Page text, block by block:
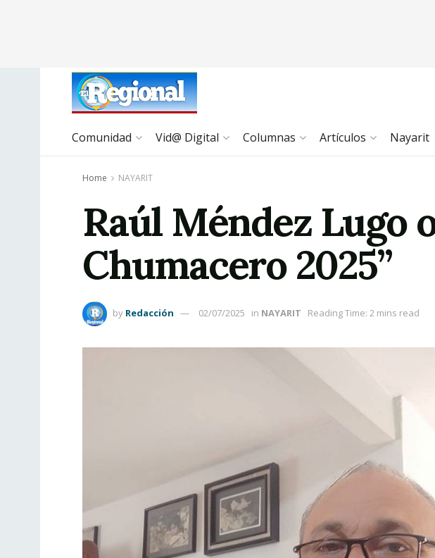
Comunidad Vid@ Digital Columnas Artículos Nayarit
Home NAYARIT
Raúl Méndez Lugo
Chumacero 2025”
by Redacción 02/07/2025 in NAYARIT Reading Time: 2 mins read